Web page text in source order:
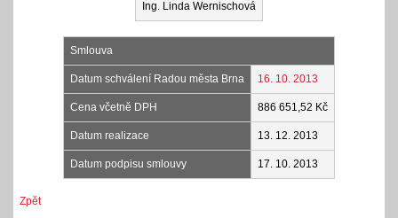
Ing. Linda Wernischová
Smlouva
Datum schválení Radou města Brna 16. 10. 2013
Cena včetně DPH 886 651,52 Kč
Datum realizace 13. 12. 2013
Datum podpisu smlouvy 17. 10. 2013
Zpět